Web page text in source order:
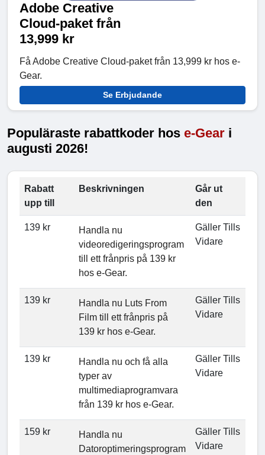
Adobe Creative
Cloud-paket från
13,999 kr
Få Adobe Creative Cloud-paket från 13,999 kr hos e-
Gear.
Se Erbjudande
Populäraste rabattkoder hos e-Gear i
augusti 2026!
Rabatt
upp till
Beskrivningen
Går ut
den
139 kr
Handla nu
videoredigeringsprogram
till ett frånpris på 139 kr
hos e-Gear.
Gäller Tills
Vidare
139 kr
Handla nu Luts From
Film till ett frånpris på
139 kr hos e-Gear.
Gäller Tills
Vidare
139 kr
Handla nu och få alla
typer av
multimediaprogramvara
från 139 kr hos e-Gear.
Gäller Tills
Vidare
159 kr
Handla nu
Datoroptimeringsprogram
Gäller Tills
Vidare